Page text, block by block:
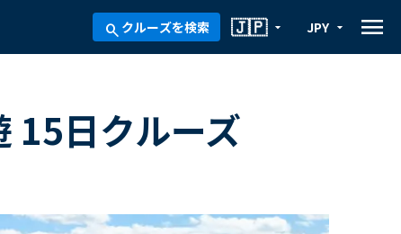
search クルーズを検索 arrow_drop_down
🇯🇵 arrow_drop_down
JPY menu
15日クルーズ